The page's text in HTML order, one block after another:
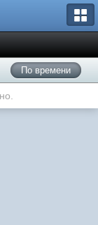
По времени